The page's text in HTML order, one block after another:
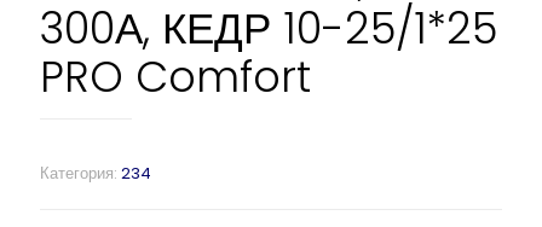
300А, КЕДР 10-25/1*25
PRO Comfort
Категория: 234